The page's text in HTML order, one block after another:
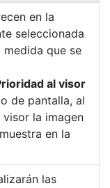
en la
seleccionada
que se
al visor
de pantalla, al
la imagen
en la
las